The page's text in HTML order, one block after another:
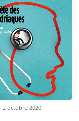
2 octobre 2020